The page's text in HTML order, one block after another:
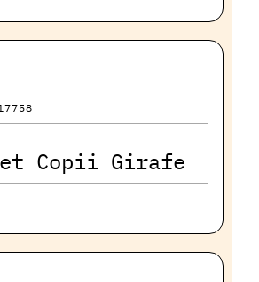
Copii Girafe